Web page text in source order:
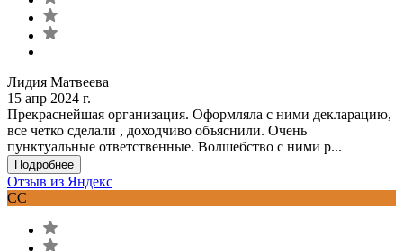
Лидия Матвеева
15 апр 2024 г.
Прекраснейшая организация. Оформляла с ними декларацию,
все четко сделали , доходчиво объяснили. Очень
пунктуальные ответственные. Волшебство с ними р...
Подробнее
Отзыв из Яндекс
СС